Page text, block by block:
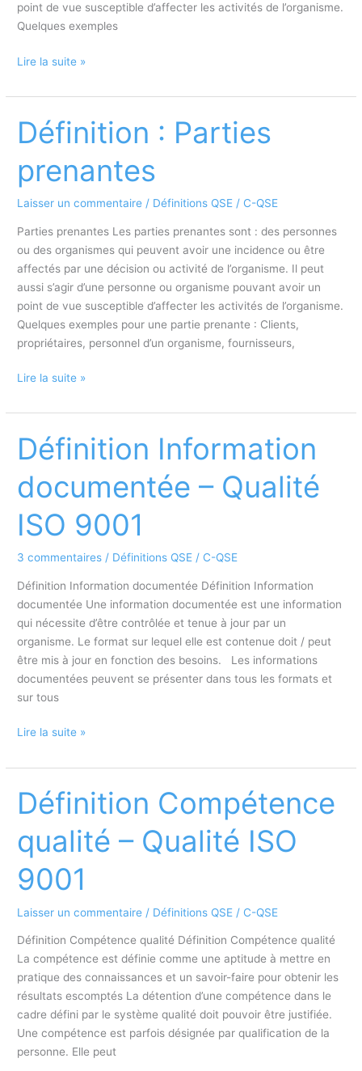
point de vue susceptible d’affecter les activités de l’organisme.
Quelques exemples
Partie
définition
SMQ
Lire la suite »
Définition : Parties
prenantes
Laisser un commentaire / Définitions QSE / C-QSE
Parties prenantes Les parties prenantes sont : des personnes
ou des organismes qui peuvent avoir une incidence ou être
affectés par une décision ou activité de l’organisme. Il peut
aussi s’agir d’une personne ou organisme pouvant avoir un
point de vue susceptible d’affecter les activités de l’organisme.
Quelques exemples pour une partie prenante : Clients,
propriétaires, personnel d’un organisme, fournisseurs,
Définition
Parties
Lire la suite »
Définition Information
documentée – Qualité
ISO 9001
3 commentaires / Définitions QSE / C-QSE
Définition Information documentée Définition Information
documentée Une information documentée est une information
qui nécessite d’être contrôlée et tenue à jour par un
organisme. Le format sur lequel elle est contenue doit / peut
être mis à jour en fonction des besoins. Les informations
documentées peuvent se présenter dans tous les formats et
sur tous
Définition
documentée
Qualité
9001
Lire la suite »
Définition Compétence
qualité – Qualité ISO
9001
Laisser un commentaire / Définitions QSE / C-QSE
Définition Compétence qualité Définition Compétence qualité
La compétence est définie comme une aptitude à mettre en
pratique des connaissances et un savoir-faire pour obtenir les
résultats escomptés La détention d’une compétence dans le
cadre défini par le système qualité doit pouvoir être justifiée.
Une compétence est parfois désignée par qualification de la
personne. Elle peut